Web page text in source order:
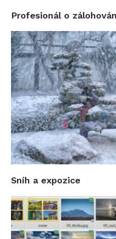
Profesionál o
Sníh a expozice